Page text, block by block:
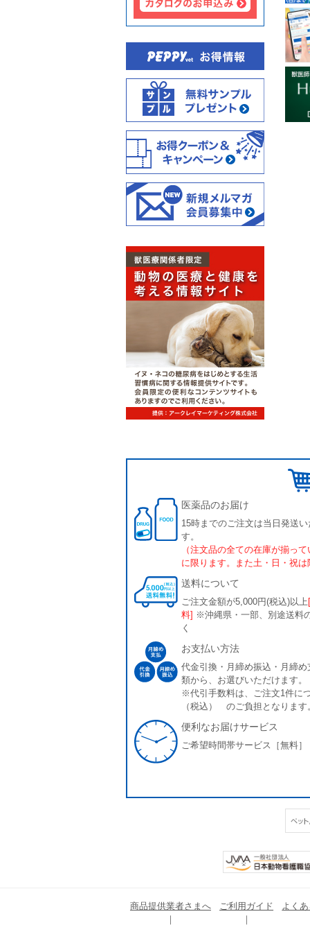
医薬品のお届け
15時までのご注文は当日発送
す。
（注文品の全ての在庫が揃っ
に限ります。また土・日・祝は
送料について
ご注文金額が5,000円(税込)以上
料] ※沖縄県・一部、別途送料
く
お支払い方法
代金引換・月締め振込・月締め
類から、お選びいただけます。
※代引手数料は、ご注文1件に
（税込） のご負担となります
便利なお届けサービス
ご希望時間帯サービス［無料］
商品提供業者さまへ ご利用ガイド よく